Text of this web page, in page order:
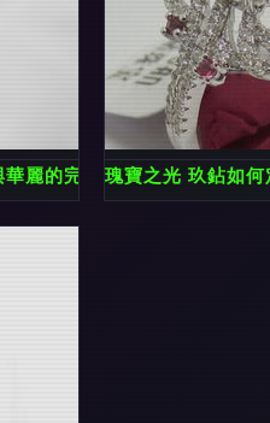
麗的完美交融瑰寶之光 玖鉆如